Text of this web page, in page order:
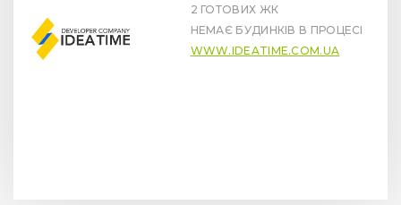
2 ГОТОВИХ ЖК
НЕМАЄ БУДИНКІВ В ПРОЦЕСІ
WWW.IDEATIME.COM.UA